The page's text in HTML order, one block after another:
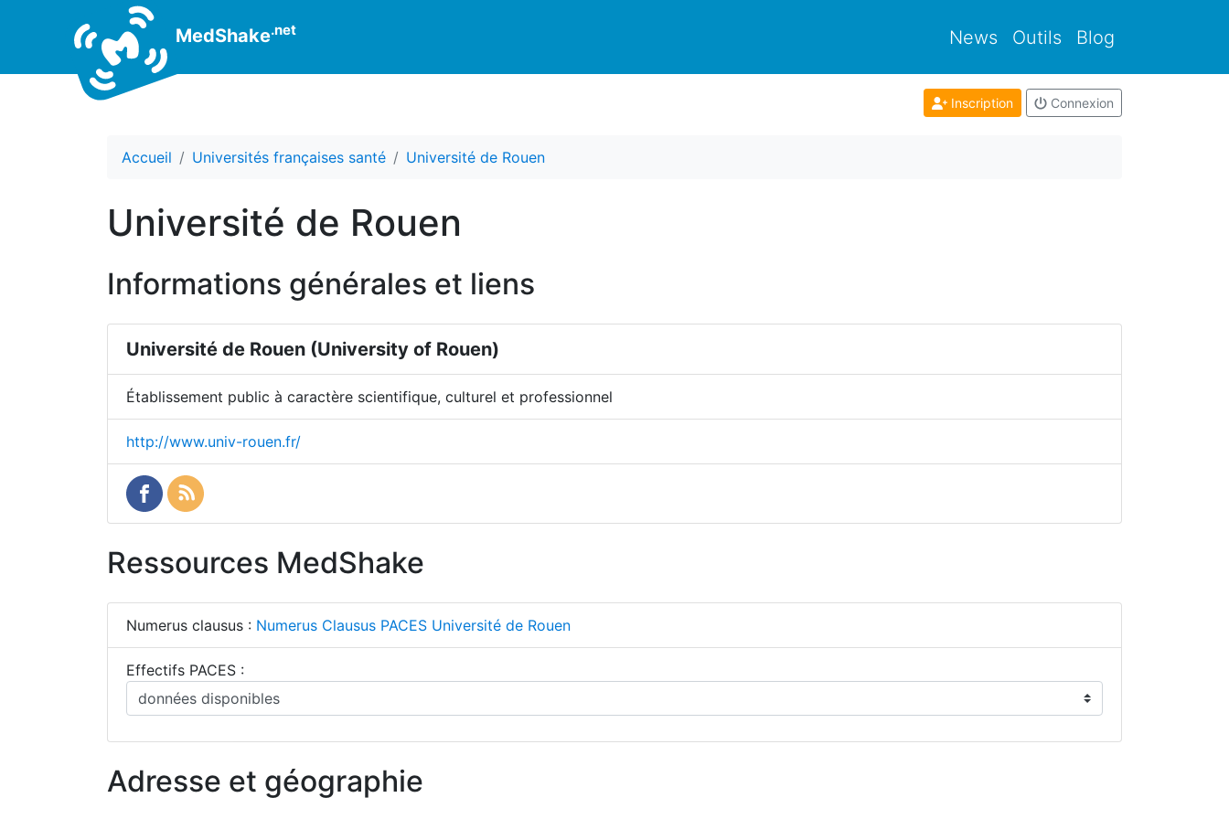
MedShake.net News Outils Blog
Inscription Connexion
Accueil Universités françaises santé Université de Rouen
Université de Rouen
Informations générales et liens
Université de Rouen (University of Rouen)
Établissement public à caractère scientifique, culturel et professionnel
http://www.univ-rouen.fr/
Ressources MedShake
Numerus clausus : Numerus Clausus PACES Université de Rouen
Effectifs PACES :
Adresse et géographie